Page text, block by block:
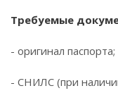
Требуемые
- оригинал паспорта;
- СНИЛС (при